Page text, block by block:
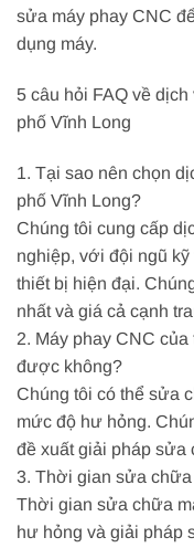
sửa máy phay CNC
dụng máy.
5 câu hỏi FAQ về
phố Vĩnh Long
1. Tại sao nên chọn
phố Vĩnh Long?
Chúng tôi cung cấp
nghiệp, với đội ngũ
thiết bị hiện đại.
nhất và giá cả cạnh
2. Máy phay CNC
được không?
Chúng tôi có thể sửa
mức độ hư hỏng.
đề xuất giải pháp sửa
3. Thời gian sửa
Thời gian sửa chữa
hư hỏng và giải pháp